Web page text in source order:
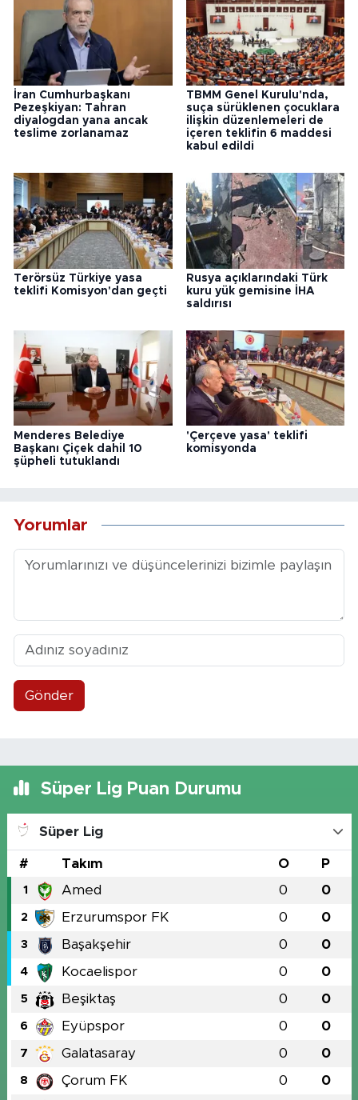
İran Cumhurbaşkanı
Pezeşkiyan: Tahran
diyalogdan yana ancak
teslime zorlanamaz
TBMM Genel Kurulu'nda,
suça sürüklenen çocuklara
ilişkin düzenlemeleri de
içeren teklifin 6 maddesi
kabul edildi
Terörsüz Türkiye yasa
teklifi Komisyon'dan geçti
Rusya açıklarındaki Türk
kuru yük gemisine İHA
saldırısı
Menderes Belediye
Başkanı Çiçek dahil 10
şüpheli tutuklandı
'Çerçeve yasa' teklifi
komisyonda
Yorumlar
Gönder
Süper Lig Puan Durumu
Süper Lig
# Takım O P
1 Amed 0 0
2 Erzurumspor FK 0 0
3 Başakşehir 0 0
4 Kocaelispor 0 0
5 Beşiktaş 0 0
6 Eyüpspor 0 0
7 Galatasaray 0 0
8 Çorum FK 0 0